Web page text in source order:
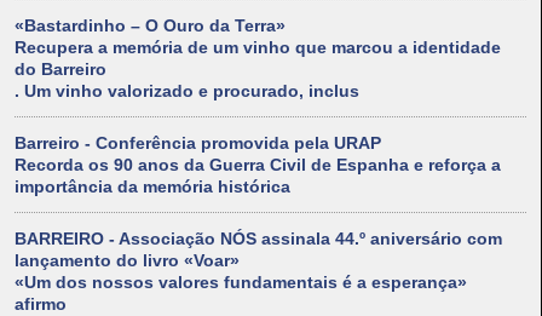
«Bastardinho – O Ouro da Terra»
Recupera a memória de um vinho que marcou a identidade
do Barreiro
. Um vinho valorizado e procurado, inclus
Barreiro - Conferência promovida pela URAP
Recorda os 90 anos da Guerra Civil de Espanha e reforça a
importância da memória histórica
BARREIRO - Associação NÓS assinala 44.º aniversário com
lançamento do livro «Voar»
«Um dos nossos valores fundamentais é a esperança»
afirmo